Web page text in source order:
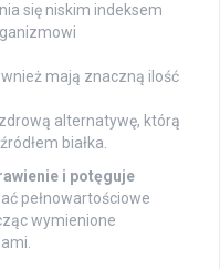
się niskim indeksem
mają znaczną ilość
alternatywę, którą
białka.
i potęguje
pełnowartościowe
wymienione